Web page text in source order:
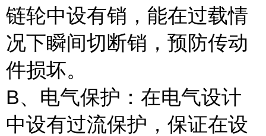
链轮中设有销，能在过载情
况下瞬间切断销，预防传动
件损坏。
B、电气保护：在电气设计
中设有过流保护，保证在设